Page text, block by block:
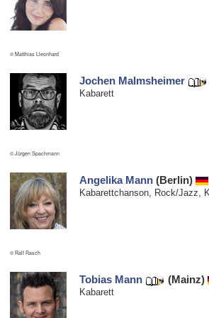
© Matthias Lleonhard
© Jürgen Spachmann
Jochen Malmsheimer
Kabarett
© Ralf Rasch
Angelika Mann (Berlin)
Kabarettchanson, Rock/Jazz,
Tobias Mann (Mainz)
Kabarett